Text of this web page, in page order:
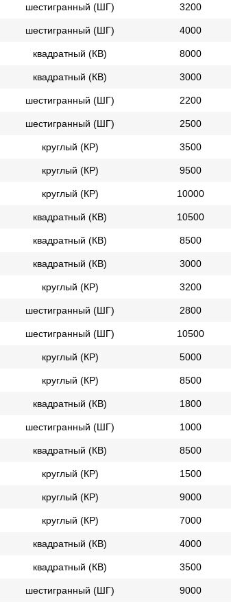
шестигранный (ШГ) 3200
шестигранный (ШГ) 4000
квадратный (КВ) 8000
квадратный (КВ) 3000
шестигранный (ШГ) 2200
шестигранный (ШГ) 2500
круглый (КР) 3500
круглый (КР) 9500
круглый (КР) 10000
квадратный (КВ) 10500
квадратный (КВ) 8500
квадратный (КВ) 3000
круглый (КР) 3200
шестигранный (ШГ) 2800
шестигранный (ШГ) 10500
круглый (КР) 5000
круглый (КР) 8500
квадратный (КВ) 1800
шестигранный (ШГ) 1000
квадратный (КВ) 8500
круглый (КР) 1500
круглый (КР) 9000
круглый (КР) 7000
квадратный (КВ) 4000
квадратный (КВ) 3500
шестигранный (ШГ) 9000